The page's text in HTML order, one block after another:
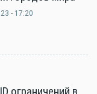
- 17:20